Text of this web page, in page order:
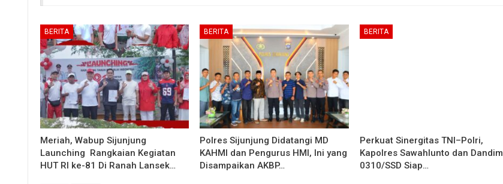
BERITA
Meriah, Wabup Sijunjung
Launching Rangkaian Kegiatan
HUT RI ke-81 Di Ranah Lansek…
BERITA
Polres Sijunjung Didatangi MD
KAHMI dan Pengurus HMI, Ini yang
Disampaikan AKBP…
BERITA
Perkuat Sinergitas TNI–Polri,
Kapolres Sawahlunto dan Dandim
0310/SSD Siap…